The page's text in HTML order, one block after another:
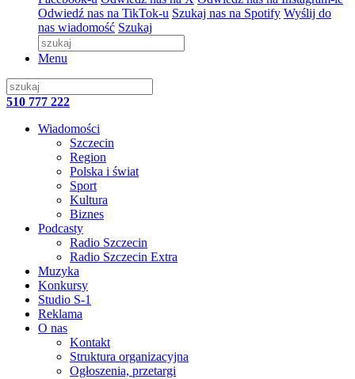
Odwiedź nas na TikTok-u Szukaj nas na Spotify Wyślij do
nas wiadomość Szukaj
Menu
510 777 222
Wiadomości
Szczecin
Region
Polska i świat
Sport
Kultura
Biznes
Podcasty
Radio Szczecin
Radio Szczecin Extra
Muzyka
Konkursy
Studio S-1
Reklama
O nas
Kontakt
Struktura organizacyjna
Ogłoszenia, przetargi